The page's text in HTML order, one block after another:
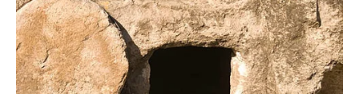
o
o
k
g
e
r